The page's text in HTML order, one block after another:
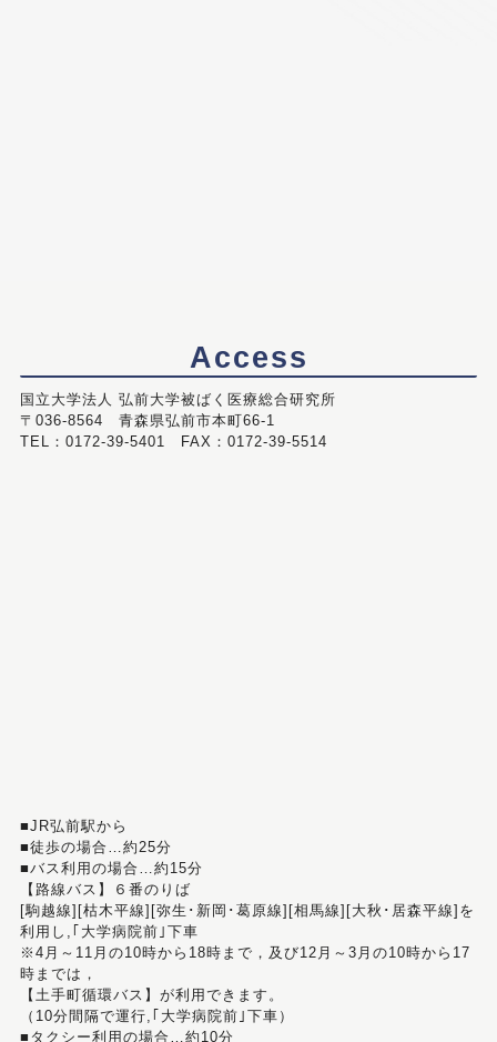
Access
国立大学法人 弘前大学被ばく医療総合研究所
〒036-8564 青森県弘前市本町66-1
TEL：0172-39-5401 FAX：0172-39-5514
■JR弘前駅から
■徒歩の場合…約25分
■バス利用の場合…約15分
【路線バス】６番のりば
[駒越線][枯木平線][弥生･新岡･葛原線][相馬線][大秋･居森平線]を
利用し,｢大学病院前｣下車
※4月～11月の10時から18時まで，及び12月～3月の10時から17
時までは，
【土手町循環バス】が利用できます。
（10分間隔で運行,｢大学病院前｣下車）
■タクシー利用の場合…約10分